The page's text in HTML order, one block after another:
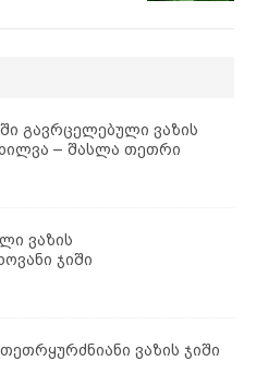
გავრცელებული ვაზის
– შასლა თეთრი
ვაზის
ჯიში
ვაზის ჯიში